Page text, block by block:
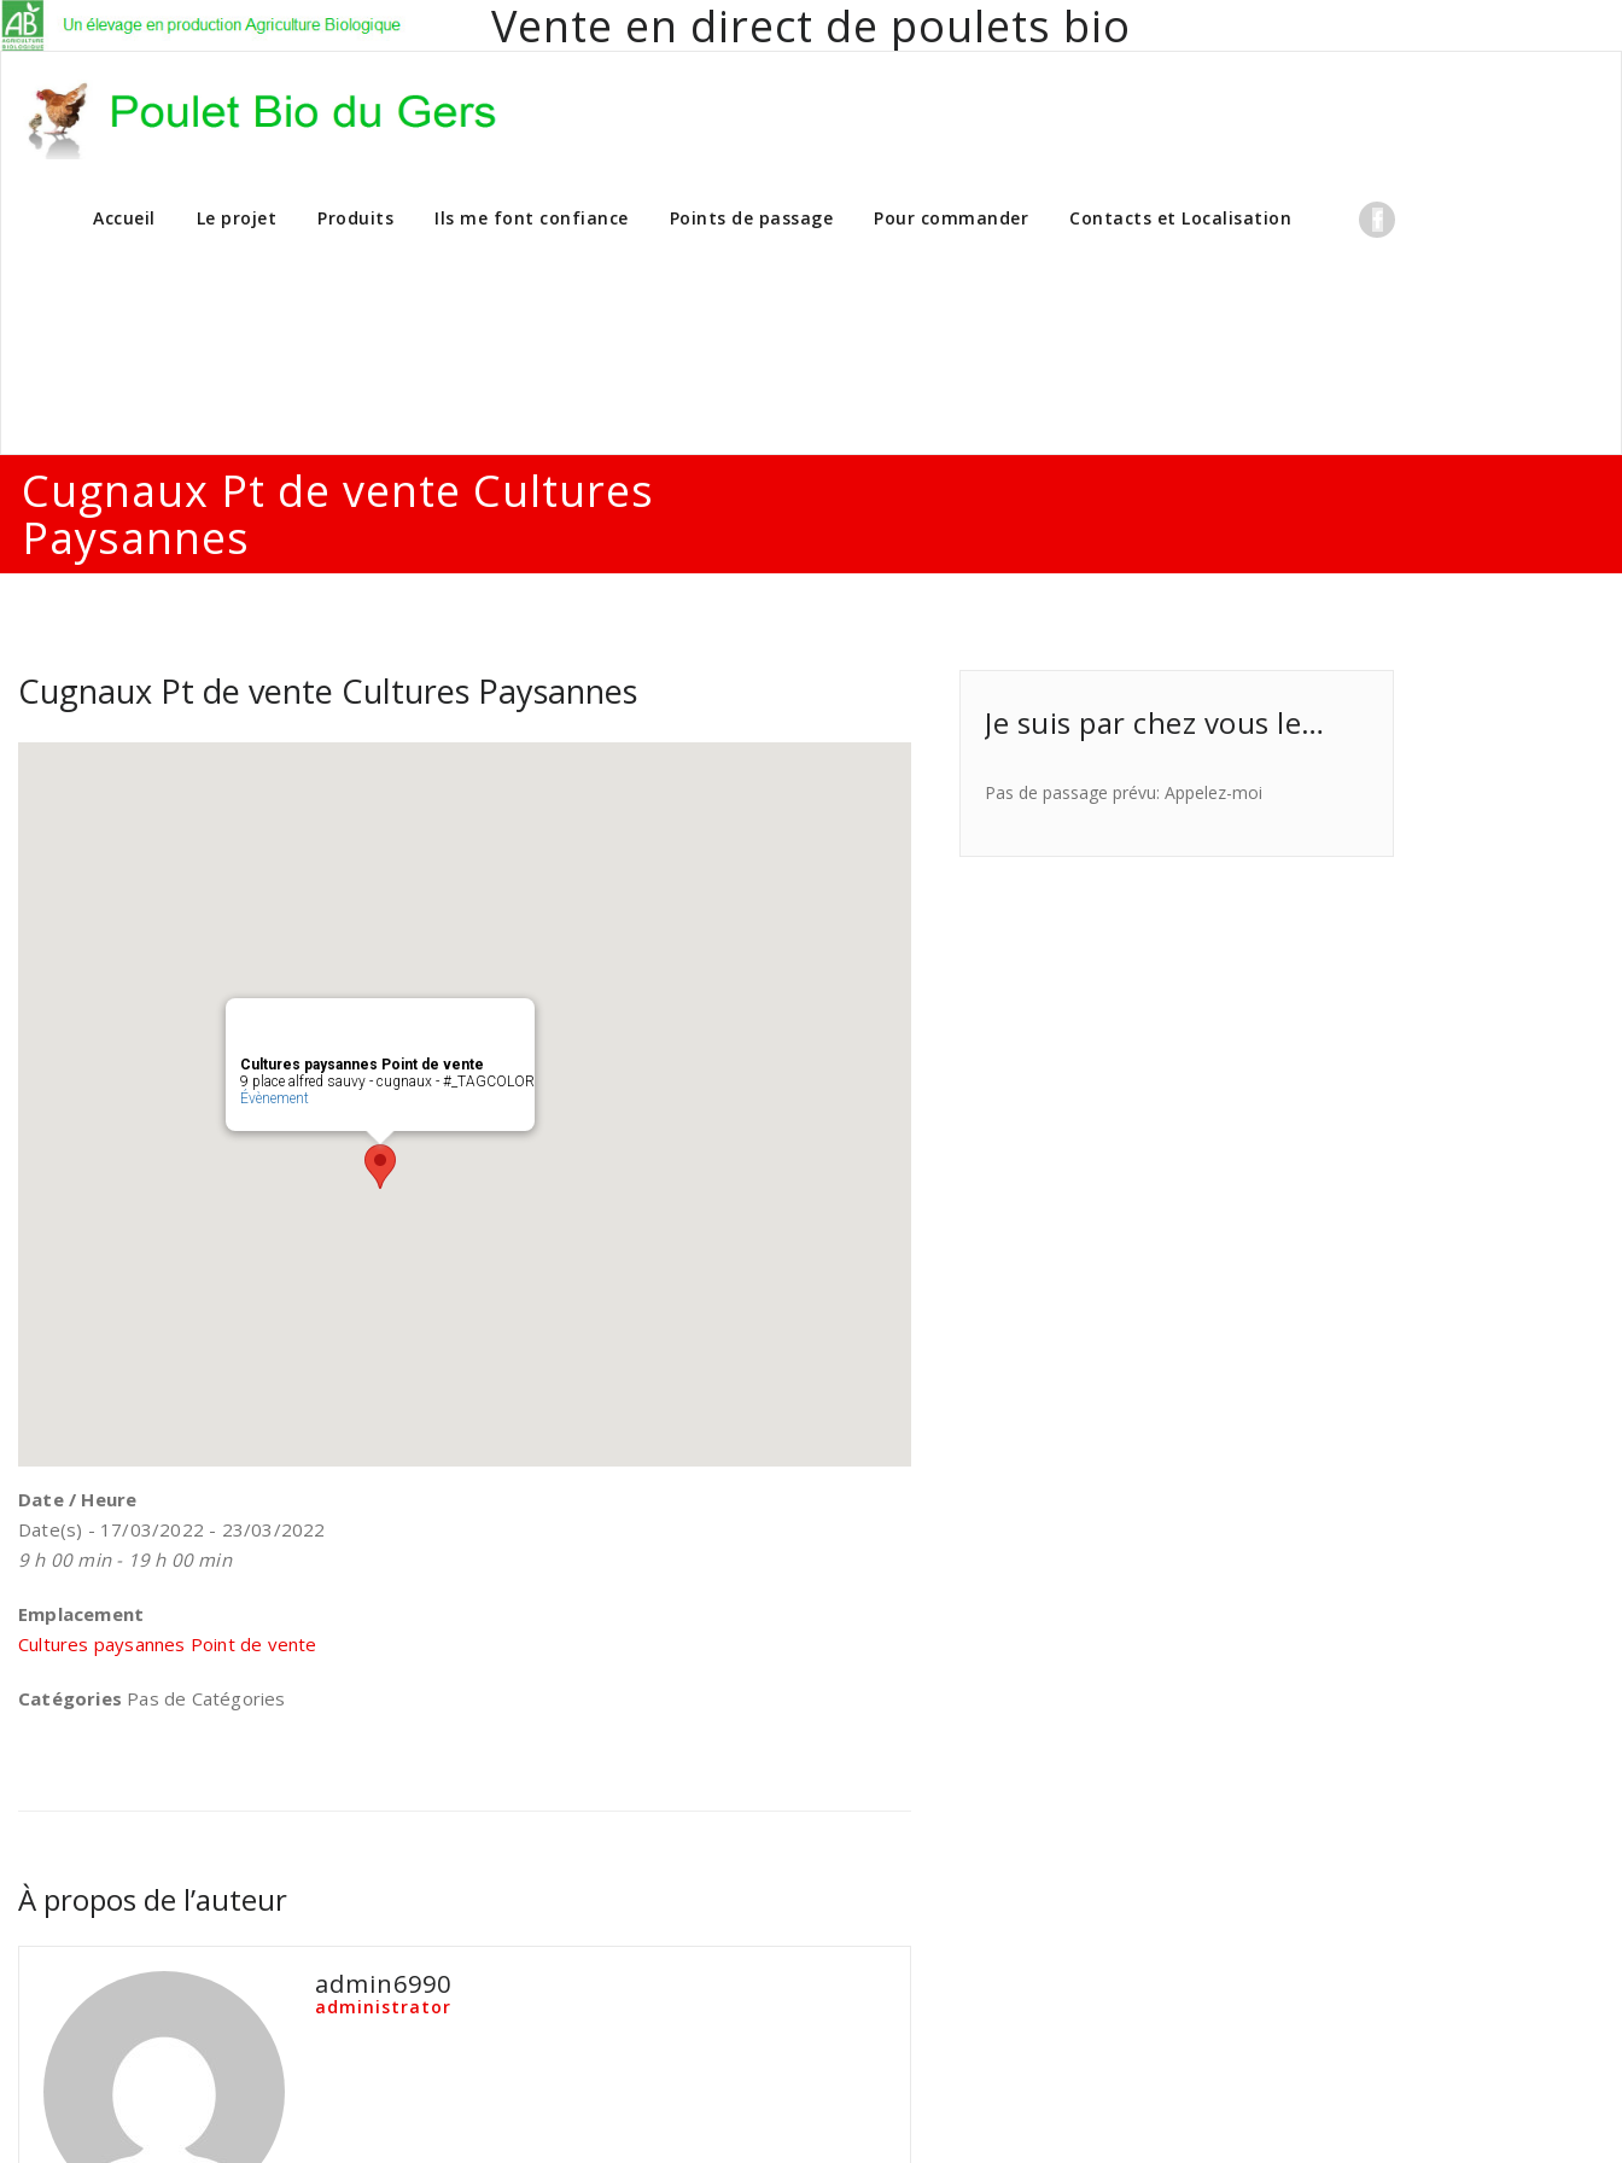
Vente en direct de poulets bio
Vente en direct de poulets bio aux particuliers et professionnels
Accueil Le projet Produits Ils me font confiance Points de passage Pour commander Contacts et Localisation
Cugnaux Pt de vente Cultures
Paysannes
Cugnaux Pt de vente Cultures Paysannes
Cultures paysannes Point de vente
9 place alfred sauvy - cugnaux - #_TAGCOLOR
Évènement
Date / Heure
Date(s) - 17/03/2022 - 23/03/2022
9 h 00 min - 19 h 00 min
Emplacement
Cultures paysannes Point de vente
Catégories Pas de Catégories
À propos de l’auteur
admin6990
administrator
Je suis par chez vous le…
Pas de passage prévu: Appelez-moi